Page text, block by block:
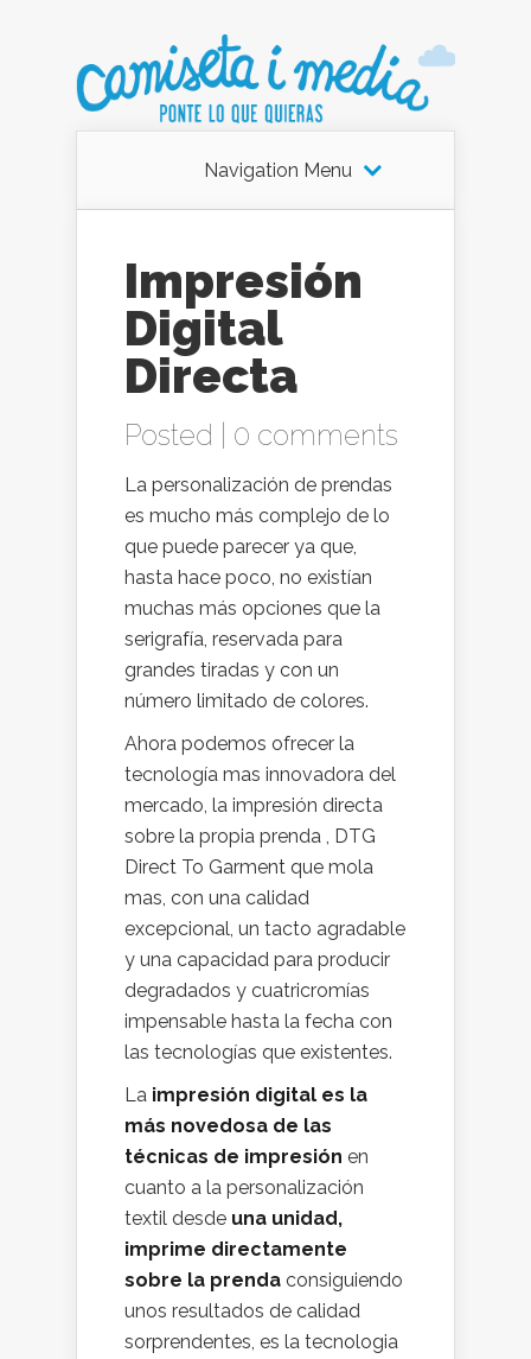
Navigation Menu
Impresión
Digital
Directa
Posted | 0 comments
La personalización de prendas
es mucho más complejo de lo
que puede parecer ya que,
hasta hace poco, no existían
muchas más opciones que la
serigrafía, reservada para
grandes tiradas y con un
número limitado de colores.
Ahora podemos ofrecer la
tecnología mas innovadora del
mercado, la impresión directa
sobre la propia prenda , DTG
Direct To Garment que mola
mas, con una calidad
excepcional, un tacto agradable
y una capacidad para producir
degradados y cuatricromías
impensable hasta la fecha con
las tecnologías que existentes.
La impresión digital es la
más novedosa de las
técnicas de impresión en
cuanto a la personalización
textil desde una unidad,
imprime directamente
sobre la prenda consiguiendo
unos resultados de calidad
sorprendentes, es la tecnologia